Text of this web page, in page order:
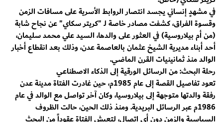
​في مشهدٍ إنساني يجسد انتصار الروابط الأسرية على مسافات الزمن
وقسوة الفراق، كشفت مصادر خاصة لـ "كريتر سكاي" عن نجاح شابة
(من أم بيلاروسية) في العثور على والدها، السيد علي محمد سليمان،
أحد أبناء مديرية الشيخ عثمان بالعاصمة عدن، وذلك بعد انقطاع أخبار
الوالد منذ ثمانينيات القرن الماضي.
​رحلة البحث: من الرسائل الورقية إلى الذكاء الاصطناعي
​تعود تفاصيل القصة إلى عام 1985م، حين غادرت الفتاة مدينة عدن
رفقة والدتها متوجهة إلى بيلاروسيا، وكان آخر تواصل مع الوالد في عام
1986م عبر الرسائل البريدية. ومنذ ذلك الحين، حالت الظروف
السياسية والزمن دون أي اتصال، لتعيش الفتاة عقوداً من البحث